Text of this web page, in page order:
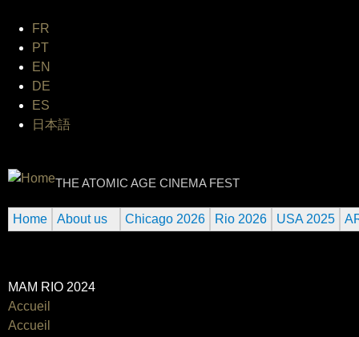
FR
PT
EN
DE
ES
日本語
THE ATOMIC AGE CINEMA FEST
MAM RIO 2024
Accueil
Accueil
Home About us Chicago 2026 Rio 2026 USA 2025